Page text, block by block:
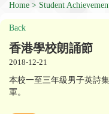
Home Student
Back
香港學校朗誦節
2018-12-21
本校一至三年級男子英詩
軍。